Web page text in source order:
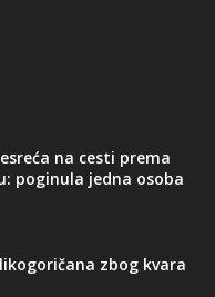
na cesti prema
poginula jedna osoba
zbog kvara